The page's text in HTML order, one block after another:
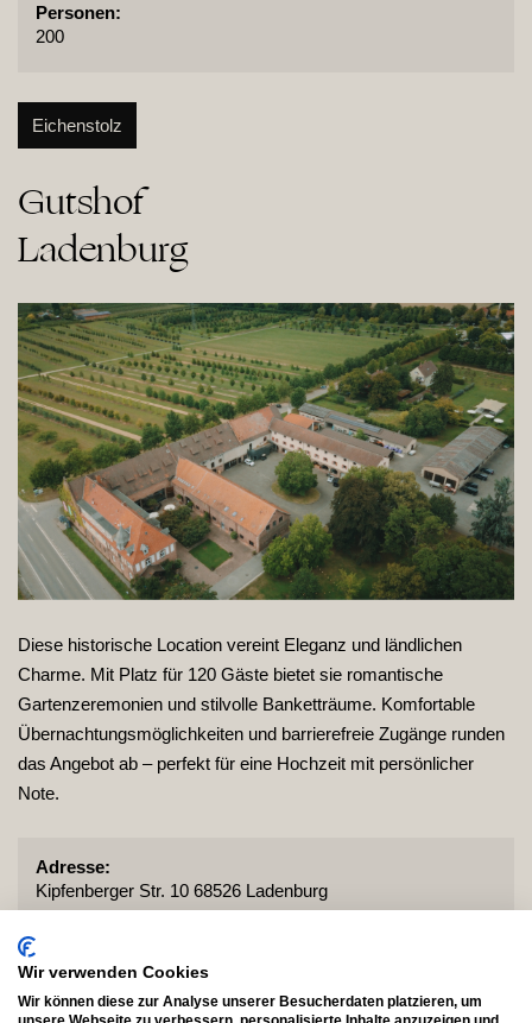
Personen:
200
Eichenstolz
Gutshof
Ladenburg
Diese historische Location vereint Eleganz und ländlichen
Charme. Mit Platz für 120 Gäste bietet sie romantische
Gartenzeremonien und stilvolle Banketträume. Komfortable
Übernachtungsmöglichkeiten und barrierefreie Zugänge runden
das Angebot ab – perfekt für eine Hochzeit mit persönlicher
Note.
Adresse:
Kipfenberger Str. 10 68526 Ladenburg
Personen:
120
Wir verwenden Cookies
Wir können diese zur Analyse unserer Besucherdaten platzieren, um